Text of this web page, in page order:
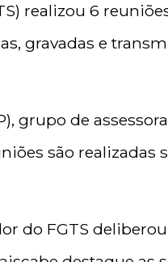
realizou 6
gravadas e
grupo de
são realizadas
do FGTS